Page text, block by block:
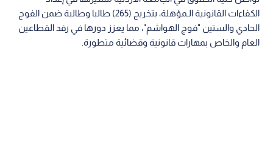
الكفاءات القانونية الـمؤهلة، بتخريج (265) طالبا وطالبة ضمن الفوج
الحادي والستين "فوج الهواشم"، مما يعزز دورها في رفد القطاعين
العام والخاص بمهارات قانونية وقضائية متطورة.